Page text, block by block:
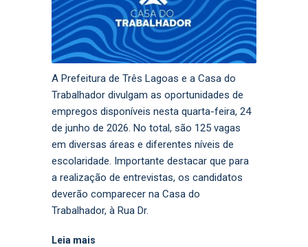
A Prefeitura de Três Lagoas e a Casa do
Trabalhador divulgam as oportunidades de
empregos disponíveis nesta quarta-feira, 24
de junho de 2026. No total, são 125 vagas
em diversas áreas e diferentes níveis de
escolaridade. Importante destacar que para
a realização de entrevistas, os candidatos
deverão comparecer na Casa do
Trabalhador, à Rua Dr.
Leia mais